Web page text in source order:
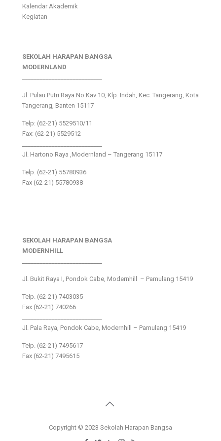
Kalendar Akademik
Kegiatan
SEKOLAH HARAPAN BANGSA
MODERNLAND
Jl. Pulau Putri Raya No.Kav 10, Klp. Indah, Kec. Tangerang, Kota
Tangerang, Banten 15117
Telp: (62-21) 5529510/11
Fax: (62-21) 5529512
Jl. Hartono Raya ,Modernland – Tangerang 15117
Telp. (62-21) 55780936
Fax (62-21) 55780938
SEKOLAH HARAPAN BANGSA
MODERNHILL
Jl. Bukit Raya I, Pondok Cabe, Modernhill – Pamulang 15419
Telp. (62-21) 7403035
Fax (62-21) 740266
Jl. Pala Raya, Pondok Cabe, Modernhill – Pamulang 15419
Telp. (62-21) 7495617
Fax (62-21) 7495615
Copyright © 2023 Sekolah Harapan Bangsa